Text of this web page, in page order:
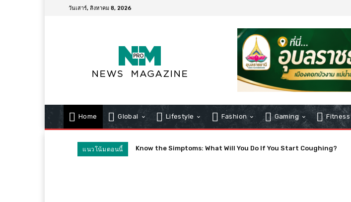
วันเสาร์, สิงหาคม 8, 2026
Home Global Lifestyle Fashion Gaming Fitness
แนวโน้มตอนนี้ Know the Simptoms: What Will You Do If You Start Coughing?
Quarantines Spark Confusion and Worries About Precedent